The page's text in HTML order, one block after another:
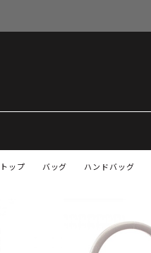
トップ バッグ ハンドバッグ